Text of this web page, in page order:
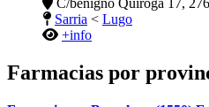
Sarria < Lugo
+info
Farmacias por